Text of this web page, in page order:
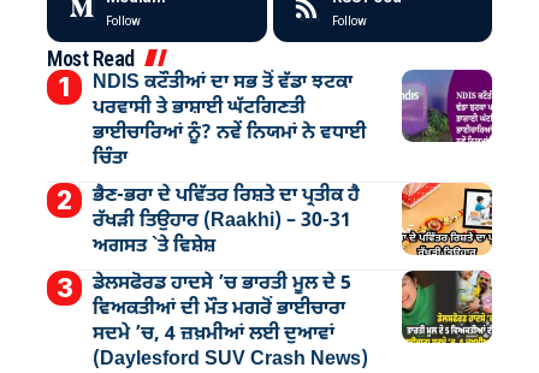
Follow Follow
Most Read
NDIS ਕਟੌਤੀਆਂ ਦਾ ਸਭ ਤੋਂ ਵੱਡਾ ਝਟਕਾ
ਪਰਵਾਸੀ ਤੇ ਭਾਸ਼ਾਈ ਘੱਟਗਿਣਤੀ
ਭਾਈਚਾਰਿਆਂ ਨੂੰ? ਨਵੇਂ ਨਿਯਮਾਂ ਨੇ ਵਧਾਈ
ਚਿੰਤਾ
ਭੈਣ-ਭਰਾ ਦੇ ਪਵਿੱਤਰ ਰਿਸ਼ਤੇ ਦਾ ਪ੍ਰਤੀਕ ਹੈ
ਰੱਖੜੀ ਤਿਉਹਾਰ (Raakhi) – 30-31
ਅਗਸਤ `ਤੇ ਵਿਸ਼ੇਸ਼
ਡੇਲਸਫੋਰਡ ਹਾਦਸੇ ’ਚ ਭਾਰਤੀ ਮੂਲ ਦੇ 5
ਵਿਅਕਤੀਆਂ ਦੀ ਮੌਤ ਮਗਰੋਂ ਭਾਈਚਾਰਾ
ਸਦਮੇ ’ਚ, 4 ਜ਼ਖ਼ਮੀਆਂ ਲਈ ਦੁਆਵਾਂ
(Daylesford SUV Crash News)